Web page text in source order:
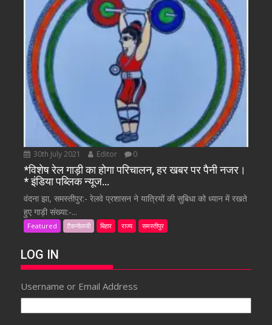
30th July 2021 Editor 0
*विशेष रेल गाड़ी का होगा परिचालन, हर खबर पर पैनी नजर।
* इंडिया पब्लिक न्यूज…
वंदना झा, समस्तीपुर:- रेलवे प्रशासन ने यात्रियों की सुबिधा को ध्यान में रखते
हुए गाड़ी संख्या:-...
Featured टैकनोलजी बिहार राज्य समस्तीपुर
LOG IN
Username or Email Address